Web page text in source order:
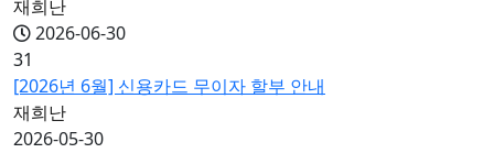
재희난
2026-06-30
31
[2026년 6월] 신용카드 무이자 할부 안내
재희난
2026-05-30